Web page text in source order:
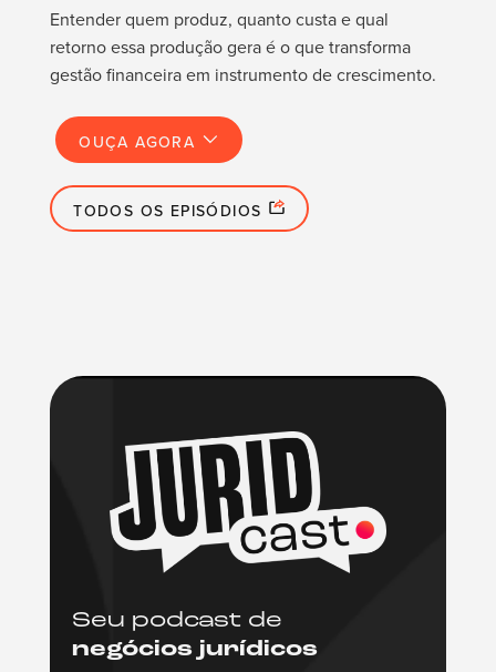
Entender quem produz, quanto custa e qual
retorno essa produção gera é o que transforma
gestão financeira em instrumento de crescimento.
OUÇA AGORA
TODOS OS EPISÓDIOS
Seu podcast de
negócios jurídicos